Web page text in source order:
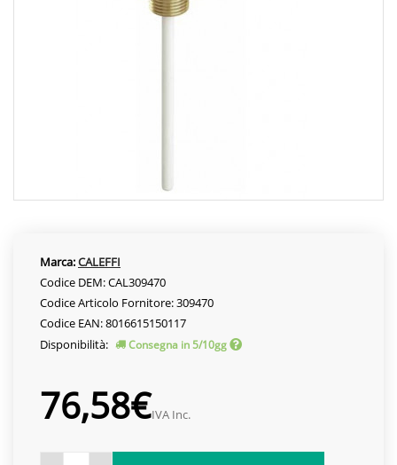
Marca:CALEFFI
Codice DEM: CAL309470
Codice Articolo Fornitore: 309470
Codice EAN: 8016615150117
Disponibilità:
Consegna in 5/10gg
76,58€IVA Inc.